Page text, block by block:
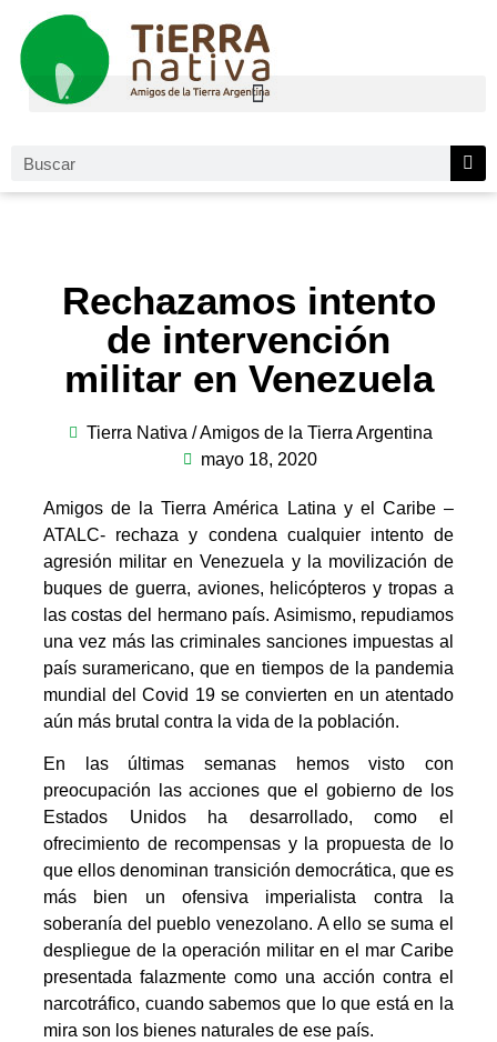
Rechazamos intento
de intervención
militar en Venezuela
Tierra Nativa / Amigos de la Tierra Argentina
mayo 18, 2020
Amigos de la Tierra América Latina y el Caribe –
ATALC- rechaza y condena cualquier intento de
agresión militar en Venezuela y la movilización de
buques de guerra, aviones, helicópteros y tropas a
las costas del hermano país. Asimismo, repudiamos
una vez más las criminales sanciones impuestas al
país suramericano, que en tiempos de la pandemia
mundial del Covid 19 se convierten en un atentado
aún más brutal contra la vida de la población.
En las últimas semanas hemos visto con
preocupación las acciones que el gobierno de los
Estados Unidos ha desarrollado, como el
ofrecimiento de recompensas y la propuesta de lo
que ellos denominan transición democrática, que es
más bien un ofensiva imperialista contra la
soberanía del pueblo venezolano. A ello se suma el
despliegue de la operación militar en el mar Caribe
presentada falazmente como una acción contra el
narcotráfico, cuando sabemos que lo que está en la
mira son los bienes naturales de ese país.